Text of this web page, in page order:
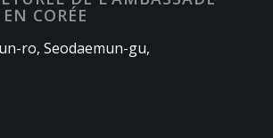
CORÉE
ro, Seodaemun-gu,